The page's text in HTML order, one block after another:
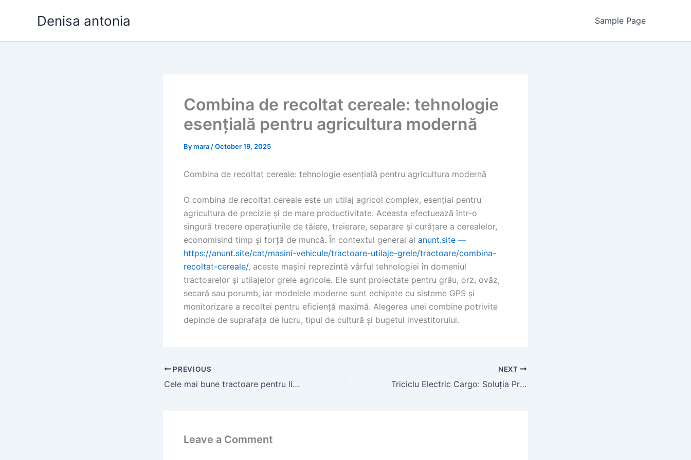
Denisa antonia Sample Page
Combina de recoltat cereale: tehnologie
esențială pentru agricultura modernă
Bymara /October 19, 2025
Combina de recoltat cereale: tehnologie esențială pentru agricultura modernă
O combina de recoltat cereale este un utilaj agricol complex, esențial pentru
agricultura de precizie și de mare productivitate. Aceasta efectuează într-o
singură trecere operațiunile de tăiere, treierare, separare și curățare a cerealelor,
economisind timp și forță de muncă. În contextul general al anunt.site —
https://anunt.site/cat/masini-vehicule/tractoare-utilaje-grele/tractoare/combina-
recoltat-cereale/, aceste mașini reprezintă vârful tehnologiei în domeniul
tractoarelor și utilajelor grele agricole. Ele sunt proiectate pentru grâu, orz, ovăz,
secară sau porumb, iar modelele moderne sunt echipate cu sisteme GPS și
monitorizare a recoltei pentru eficiență maximă. Alegerea unei combine potrivite
depinde de suprafața de lucru, tipul de cultură și bugetul investitorului.
PREVIOUS
Cele mai bune tractoare pentru livezi: alegerea potrivita pentru spatii inguste
NEXT
Triciclu Electric Cargo: Soluția Practică pentru Transport Urban
Leave a Comment